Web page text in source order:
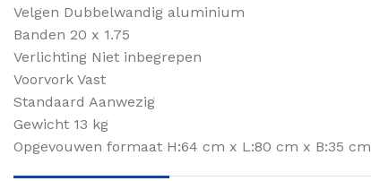
Velgen Dubbelwandig aluminium
Banden 20 x 1.75
Verlichting Niet inbegrepen
Voorvork Vast
Standaard Aanwezig
Gewicht 13 kg
Opgevouwen formaat H:64 cm x L:80 cm x B:35 cm